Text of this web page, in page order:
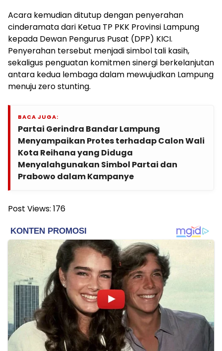
Acara kemudian ditutup dengan penyerahan
cinderamata dari Ketua TP PKK Provinsi Lampung
kepada Dewan Pengurus Pusat (DPP) KICI.
Penyerahan tersebut menjadi simbol tali kasih,
sekaligus penguatan komitmen sinergi berkelanjutan
antara kedua lembaga dalam mewujudkan Lampung
menuju zero stunting.
BACA JUGA:
Partai Gerindra Bandar Lampung
Menyampaikan Protes terhadap Calon Wali
Kota Reihana yang Diduga
Menyalahgunakan Simbol Partai dan
Prabowo dalam Kampanye
Post Views: 176